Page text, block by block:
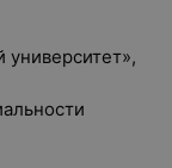
университет»,